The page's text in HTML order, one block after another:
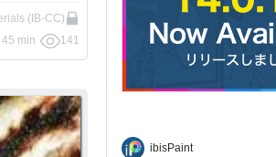
(IB-CC)
45 min 141
ibisPaint